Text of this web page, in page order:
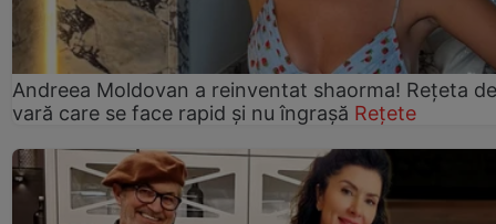
Andreea Moldovan a reinventat shaorma! Rețeta de
vară care se face rapid și nu îngrașă Rețete